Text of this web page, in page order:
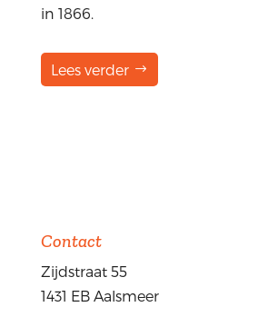
in 1866.
Lees verder
Contact
Zijdstraat 55
1431 EB Aalsmeer